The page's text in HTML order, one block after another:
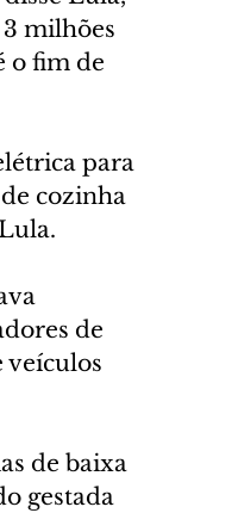
milhões
o fim de
para
cozinha
de
veículos
de baixa
gestada